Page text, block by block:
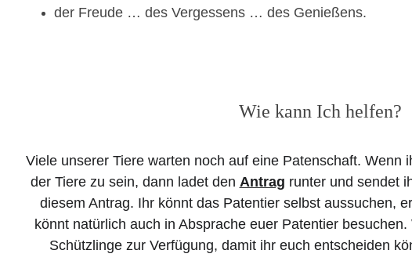
der Freude … des Vergessens … des Genießens.
Viele unserer Tiere warten noch auf eine Patenschaft. Wenn
der Tiere zu sein, dann ladet den Antrag runter und sendet
diesem Antrag. Ihr könnt das Patentier selbst aussuchen,
könnt natürlich auch in Absprache euer Patentier
Schützlinge zur Verfügung, damit ihr euch entscheiden
Wie kann Ich helfen?